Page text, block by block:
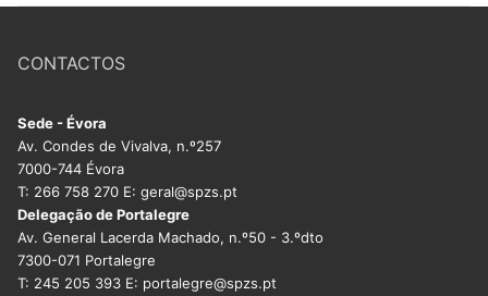
CONTACTOS
Sede - Évora
Av. Condes de Vivalva, n.º257
7000-744 Évora
T: 266 758 270 E: geral@spzs.pt
Delegação de Portalegre
Av. General Lacerda Machado, n.º50 - 3.ºdto
7300-071 Portalegre
T: 245 205 393 E: portalegre@spzs.pt